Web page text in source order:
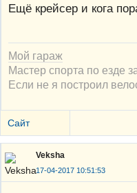
Ещё крейсер и кога
Мой гараж
Мастер спорта по езде
Если не я построил
Сайт
Veksha
17-04-2017 10:51:53